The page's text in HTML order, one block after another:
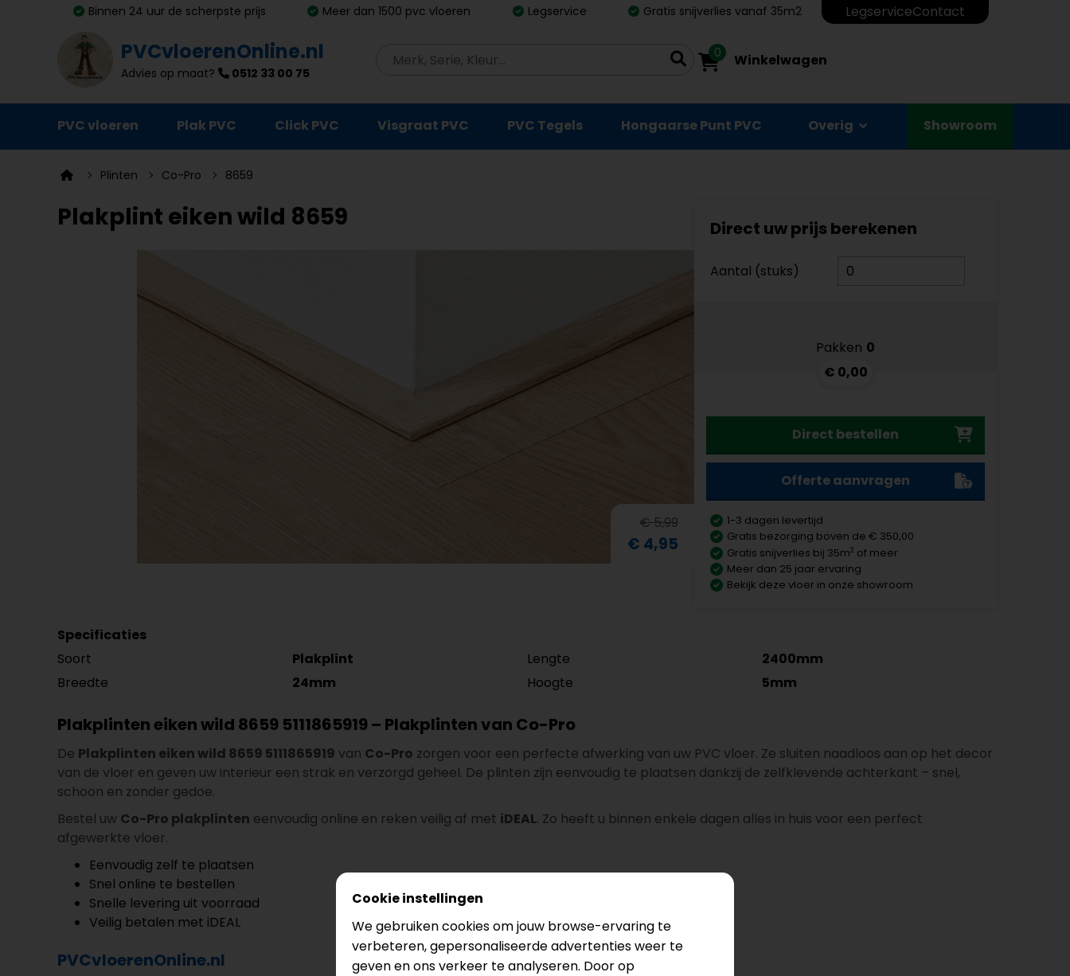
Binnen 24 uur de scherpste prijs Meer dan 1500 pvc vloeren Legservice Gratis snijverlies vanaf 35m2 LegserviceContact
PVCvloerenOnline.nl
Advies op maat? 0512 33 00 75
0 Winkelwagen
PVC vloeren Plak PVC Click PVC Visgraat PVC PVC Tegels Hongaarse Punt PVC Overig
Ondervloeren
Plinten
Deurmatten
Lijm, primer en egalisatie
Schoonmaak en onderhoud
Showroom
Plinten Co-Pro 8659
Plakplint eiken wild 8659
€ 5,99
€ 4,95
Direct uw prijs berekenen
Aantal (stuks)
Pakken 0
€ 0,00
Direct bestellen
Offerte aanvragen
1-3 dagen levertijd
Gratis bezorging boven de € 350,00
Gratis snijverlies bij 35m2 of meer
Meer dan 25 jaar ervaring
Bekijk deze vloer in onze showroom
Specificaties
Soort
Plakplint Lengte
2400mm
Breedte
24mm Hoogte 5mm
Plakplinten eiken wild 8659 5111865919 – Plakplinten van Co-Pro
De Plakplinten eiken wild 8659 5111865919 van Co-Pro zorgen voor een perfecte afwerking van uw PVC vloer. Ze sluiten naadloos aan op het decor
van de vloer en geven uw interieur een strak en verzorgd geheel. De plinten zijn eenvoudig te plaatsen dankzij de zelfklevende achterkant – snel,
schoon en zonder gedoe.
Bestel uw Co-Pro plakplinten eenvoudig online en reken veilig af met iDEAL. Zo heeft u binnen enkele dagen alles in huis voor een perfect
afgewerkte vloer.
Eenvoudig zelf te plaatsen
Snel online te bestellen
Snelle levering uit voorraad
Veilig betalen met iDEAL
PVCvloerenOnline.nl
Cookie instellingen
We gebruiken cookies om jouw browse-ervaring te
verbeteren, gepersonaliseerde advertenties weer te
geven en ons verkeer te analyseren. Door op